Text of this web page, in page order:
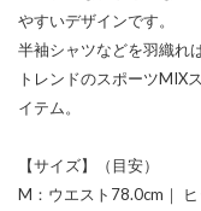
やすいデザインです。
半袖シャツなどを羽織れ
トレンドのスポーツMIX
イテム。
【サイズ】（目安）
M：ウエスト78.0cm｜